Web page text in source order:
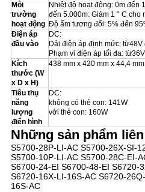
Môi
trường
hoạt động
Nhiệt độ hoạt động: 0m đến
đến 5.000m: Giảm 1 ° C cho
Độ ẩm tương đối: 5% đến
Điện áp
đầu vào
DC:
Dải điện áp định mức:
Phạm vi điện áp tối đa:
Kích
thước (W
x D x H)
438 mm x 420 mm x 44,4 mm
Tiêu thụ
năng
lượng
điển hình
DC:
không có thẻ con: 141W
với thẻ con: 160W
Những sản phẩm
S5700-28P-LI-AC S5700-26X-SI-
S5700-10P-LI-AC S5700-28C-EI-
S6700-24-EI S6700-48-EI S6720-
S6720-16X-LI-16S-AC S6720-
16S-AC